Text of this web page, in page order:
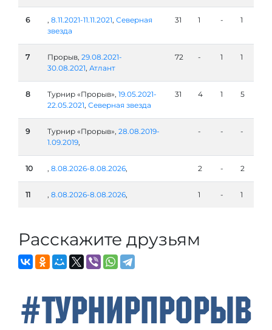
6 , 8.11.2021-11.11.2021, Северная
звезда
31 1 - 1
7 Прорыв, 29.08.2021-
30.08.2021, Атлант
72 - 1 1
8 Турнир «Прорыв», 19.05.2021-
22.05.2021, Северная звезда
31 4 1 5
9 Турнир «Прорыв», 28.08.2019-
1.09.2019,
- - -
10 , 8.08.2026-8.08.2026, 2 - 2
11 , 8.08.2026-8.08.2026, 1 - 1
Расскажите друзьям
#ТурнирПрорыв